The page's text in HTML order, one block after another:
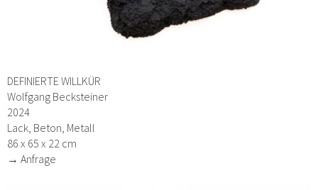
DEFINIERTE WILLKÜR
Wolfgang Becksteiner
2024
Lack, Beton, Metall
86 x 65 x 22 cm
→ Anfrage